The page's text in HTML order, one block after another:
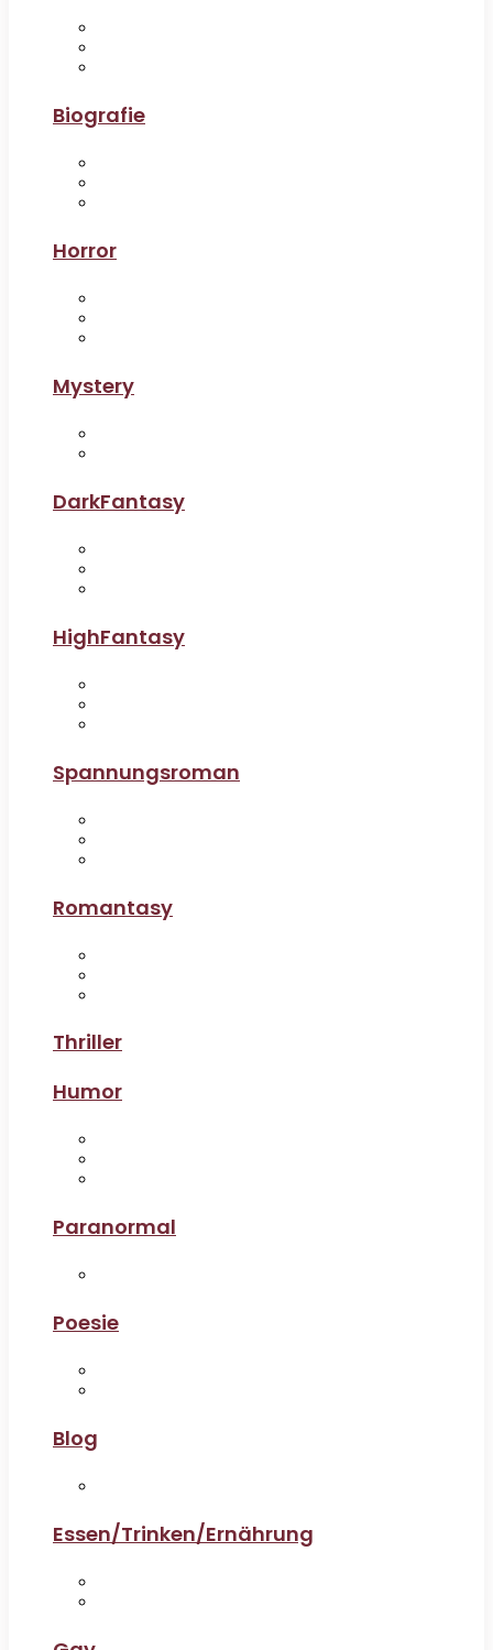
Biografie
Horror
Mystery
DarkFantasy
HighFantasy
Spannungsroman
Romantasy
Thriller
Humor
Paranormal
Poesie
Blog
Essen/Trinken/Ernährung